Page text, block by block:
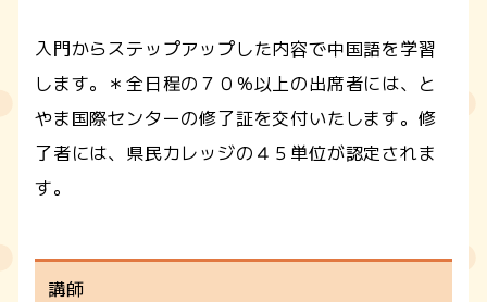
入門からステップアップした内容で中国語を学習
します。＊全日程の７０％以上の出席者には、と
やま国際センターの修了証を交付いたします。修
了者には、県民カレッジの４５単位が認定されま
す。
講師